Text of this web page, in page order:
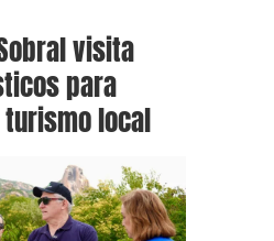
visita
para
local